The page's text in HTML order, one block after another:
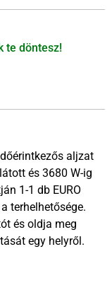
te döntesz!
aljzat
és 3680 W-ig
1-1 db EURO
terhelhetősége.
és oldja meg
egy helyről.